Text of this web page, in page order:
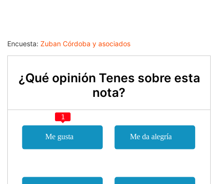
Encuesta: Zuban Córdoba y asociados
¿Qué opinión Tenes sobre esta
nota?
1